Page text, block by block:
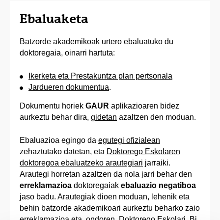
Ebaluaketa
Batzorde akademikoak urtero ebaluatuko du
doktoregaia, oinarri hartuta:
Ikerketa eta Prestakuntza plan pertsonala
Jardueren dokumentua.
Dokumentu horiek GAUR aplikazioaren bidez
aurkeztu behar dira, gidetan azaltzen den moduan.
Ebaluazioa egingo da egutegi ofizialean
zehaztutako datetan, eta Doktorego Eskolaren
doktoregoa ebaluatzeko arautegiari jarraiki.
Arautegi horretan azaltzen da nola jarri behar den
erreklamazioa doktoregaiak ebaluazio negatiboa
jaso badu. Arautegiak dioen moduan, lehenik eta
behin batzorde akademikoari aurkeztu beharko zaio